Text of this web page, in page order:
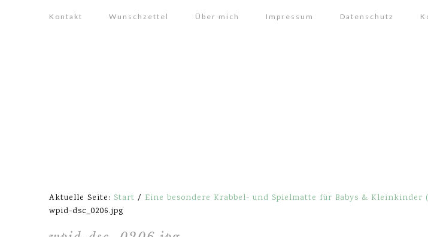
Kontakt Wunschzettel Über mich Impressum Datenschutz
Aktuelle Seite: Start / Eine besondere Krabbel- und Spielmatte für Babys & Kleinkinder
wpid-dsc_0206.jpg